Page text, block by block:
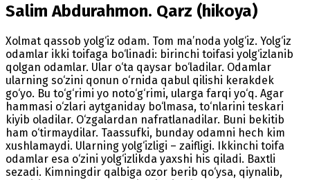
Salim Abdurahmon. Qarz (hikoya)
Xolmat qassob yolg‘iz odam. Tom ma’noda yolg‘iz. Yolg‘iz
odamlar ikki toifaga bo‘linadi: birinchi toifasi yolg‘izlanib
qolgan odamlar. Ular o‘ta qaysar bo‘ladilar. Odamlar
ularning so‘zini qonun o‘rnida qabul qilishi kerakdek
go‘yo. Bu to‘g‘rimi yo noto‘g‘rimi, ularga farqi yo‘q. Agar
hammasi o‘zlari aytganiday bo‘lmasa, to‘nlarini teskari
kiyib oladilar. O‘zgalardan nafratlanadilar. Buni bekitib
ham o‘tirmaydilar. Taassufki, bunday odamni hech kim
xushlamaydi. Ularning yolg‘izligi – zaifligi. Ikkinchi toifa
odamlar esa o‘zini yolg‘izlikda yaxshi his qiladi. Baxtli
sezadi. Kimningdir qalbiga ozor berib qo‘ysa, qiynalib,